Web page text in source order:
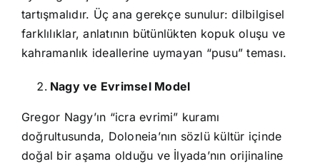
tartışmalıdır. Üç ana gerekçe sunulur: dilbilgisel
farklılıklar, anlatının bütünlükten kopuk oluşu ve
kahramanlık ideallerine uymayan “pusu” teması.
Nagy ve Evrimsel Model
Gregor Nagy’ın “icra evrimi” kuramı
doğrultusunda, Doloneia’nın sözlü kültür içinde
doğal bir aşama olduğu ve İlyada’nın orijinaline